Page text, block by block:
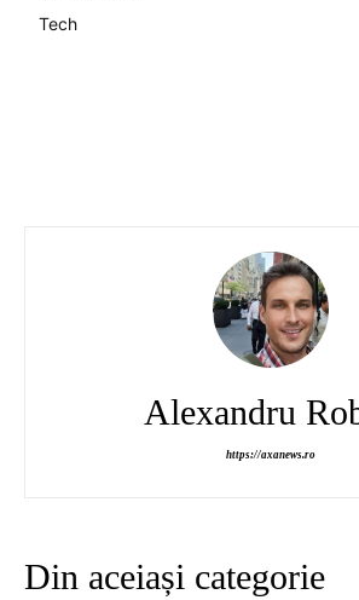
Tech
Alexandru
https://axanews.ro
Din aceiași categorie